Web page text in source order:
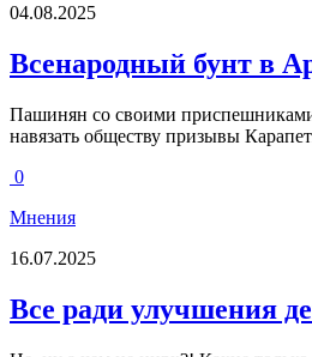
04.08.2025
Всенародный бунт в
Пашинян со своими приспешниками
навязать обществу призывы
0
Мнения
16.07.2025
Все ради улучшения